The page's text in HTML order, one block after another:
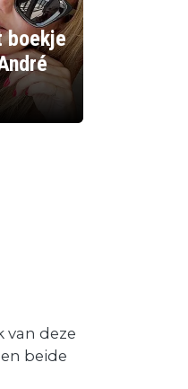
boekje
van deze
beide